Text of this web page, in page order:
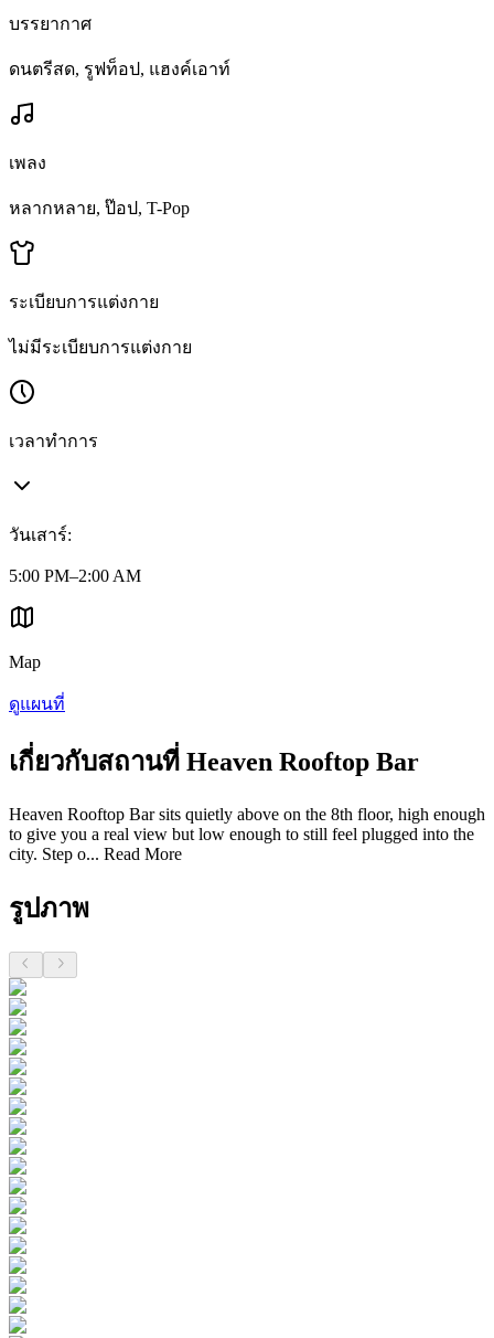
บรรยากาศ
ดนตรีสด, รูฟท็อป, แฮงค์เอาท์
เพลง
หลากหลาย, ป๊อป, T-Pop
ระเบียบการแต่งกาย
ไม่มีระเบียบการแต่งกาย
เวลาทำการ
วันเสาร์:
5:00 PM–2:00 AM
Map
ดูแผนที่
เกี่ยวกับสถานที่ Heaven Rooftop Bar
Heaven Rooftop Bar sits quietly above on the 8th floor, high enough
to give you a real view but low enough to still feel plugged into the
city. Step o... Read More
รูปภาพ